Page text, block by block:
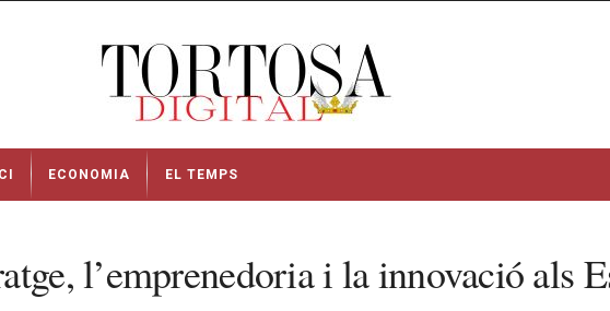
ECONOMIA EL TEMPS
l’emprenedoria i la innovació als